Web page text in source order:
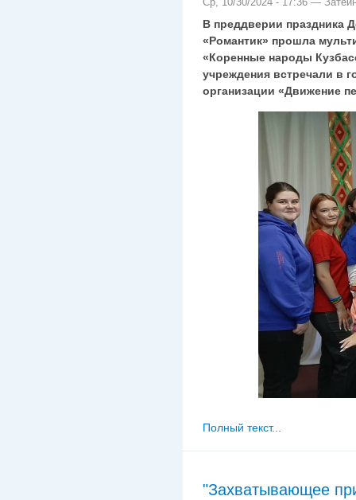
В преддверии праздника
«Романтик» прошла
«Коренные народы
учреждения встречали в
организации «Движение
Полный текст...
"Захватывающее